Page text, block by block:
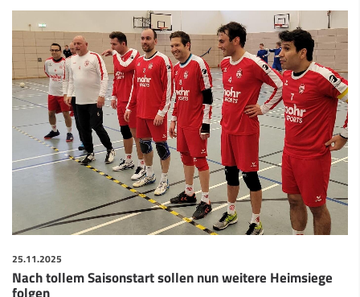
25.11.2025
Nach tollem Saisonstart sollen nun weitere Heimsiege
folgen